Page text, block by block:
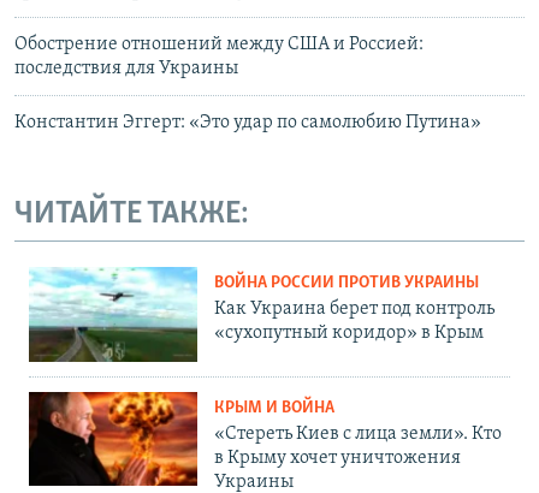
Обострение отношений между США и Россией:
последствия для Украины
Константин Эггерт: «Это удар по самолюбию Путина»
ЧИТАЙТЕ ТАКЖЕ:
ВОЙНА РОССИИ ПРОТИВ УКРАИНЫ
Как Украина берет под контроль
«сухопутный коридор» в Крым
КРЫМ И ВОЙНА
«Стереть Киев с лица земли». Кто
в Крыму хочет уничтожения
Украины